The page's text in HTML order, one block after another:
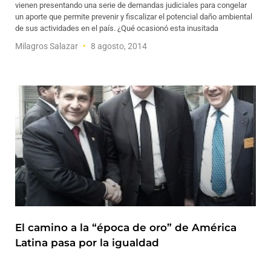
vienen presentando una serie de demandas judiciales para congelar
un aporte que permite prevenir y fiscalizar el potencial daño ambiental
de sus actividades en el país. ¿Qué ocasionó esta inusitada
Milagros Salazar 8 agosto, 2014
El camino a la “época de oro” de América
Latina pasa por la igualdad